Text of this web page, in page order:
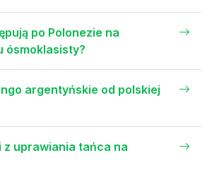
po Polonezie na
ósmoklasisty?
argentyńskie od polskiej
z uprawiania tańca na